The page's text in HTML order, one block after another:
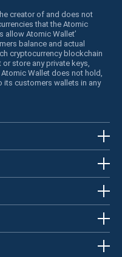
creator of and does not
that the Atomic
allow Atomic Wallet’
balance and actual
cryptocurrency blockchain
store any private keys,
Wallet does not hold,
its customers wallets in any